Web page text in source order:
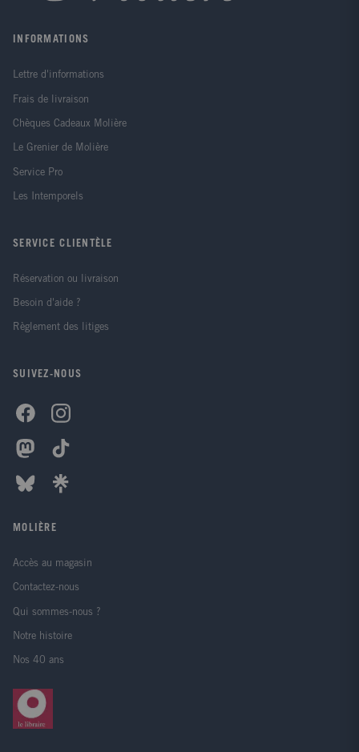
INFORMATIONS
Lettre d'informations
Frais de livraison
Chèques Cadeaux Molière
Le Grenier de Molière
Service Pro
Les Intemporels
SERVICE CLIENTÈLE
Réservation ou livraison
Besoin d'aide ?
Règlement des litiges
SUIVEZ-NOUS
MOLIÈRE
Accès au magasin
Contactez-nous
Qui sommes-nous ?
Notre histoire
Nos 40 ans